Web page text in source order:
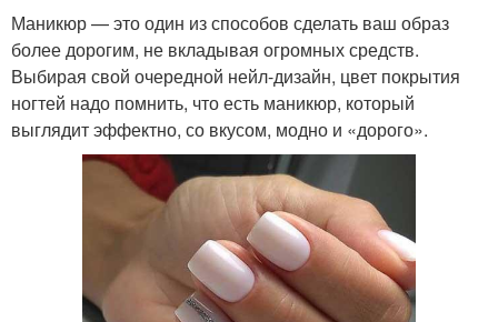
Маникюр — это один из способов сделать ваш образ
более дорогим, не вкладывая огромных средств.
Выбирая свой очередной нейл-дизайн, цвет покрытия
ногтей надо помнить, что есть маникюр, который
выглядит эффектно, со вкусом, модно и «дорого».